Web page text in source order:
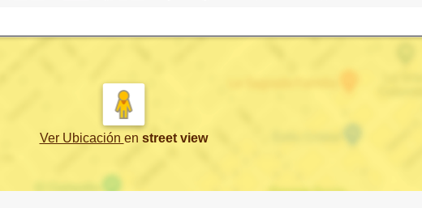
Ver Ubicación en street view